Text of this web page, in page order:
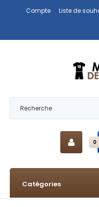
Compte Liste de
0
Catégories